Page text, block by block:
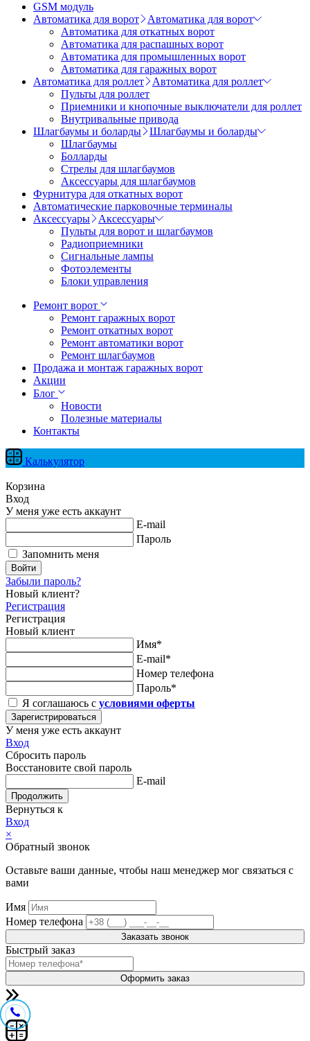
GSM модуль
Автоматика для ворот
Автоматика для ворот
Автоматика для откатных ворот
Автоматика для распашных ворот
Автоматика для промышленных ворот
Автоматика для гаражных ворот
Автоматика для роллет
Автоматика для роллет
Пульты для роллет
Приемники и кнопочные выключатели для роллет
Внутривальные привода
Шлагбаумы и боларды
Шлагбаумы и боларды
Шлагбаумы
Болларды
Стрелы для шлагбаумов
Аксессуары для шлагбаумов
Фурнитура для откатных ворот
Автоматические парковочные терминалы
Аксессуары
Аксессуары
Пульты для ворот и шлагбаумов
Радиоприемники
Сигнальные лампы
Фотоэлементы
Блоки управления
Ремонт ворот
Ремонт гаражных ворот
Ремонт откатных ворот
Ремонт автоматики ворот
Ремонт шлагбаумов
Продажа и монтаж гаражных ворот
Акции
Блог
Новости
Полезные материалы
Контакты
Калькулятор
Корзина
Вход
У меня уже есть аккаунт
E-mail
Пароль
Запомнить меня
Войти
Забыли пароль?
Новый клиент?
Регистрация
Регистрация
Новый клиент
Имя*
E-mail*
Номер телефона
Пароль*
Я соглашаюсь с условиями оферты
Зарегистрироваться
У меня уже есть аккаунт
Вход
Сбросить пароль
Восстановите свой пароль
E-mail
Продолжить
Вернуться к
Вход
×
Обратный звонок
Оставьте ваши данные, чтобы наш менеджер мог связаться с
вами
Имя
Номер телефона
Заказать звонок
Быстрый заказ
Оформить заказ